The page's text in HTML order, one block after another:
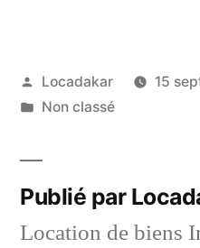
Publié
par
Locadakar
15
Publié
Non classé
Publié par
Location de biens